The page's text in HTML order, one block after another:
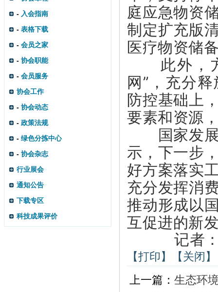
- 入会指南
- 表格下载
- 会员之家
- 协会职能
- 会员服务
协会工作
- 协会动态
- 政策法规
- 绿色分拣中心
- 协会杂志
行业展会
通知公告
下载专区
科技成果评价
庭应急物资
制定扩充版
医疗物资储
此外，方
网”，充分
防控基础上
要素和资源
国家发展
示，下一步
好方案落实
充分发挥消
推动形成以
互促进的新
记者：
【打印】
【关闭】
上一篇： 生态环